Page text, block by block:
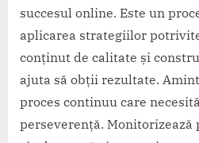
succesul online. Este un
aplicarea strategiilor
conținut de calitate și
ajuta să obții rezultate.
proces continuu care
perseverență.